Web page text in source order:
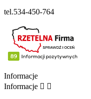
tel.534-450-764
Informacje
Informacje  